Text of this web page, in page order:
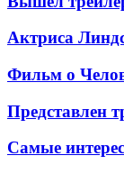
Актриса
Фильм о
Представлен
Самые